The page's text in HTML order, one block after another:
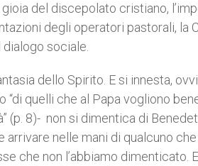
del discepolato cristiano,
degli operatori pastorali, la
sociale.
dello Spirito. E si innesta,
quelli che al Papa vogliono
(p. 8)- non si dimentica di
nelle mani di qualcuno
che non l’abbiamo dimenticato.